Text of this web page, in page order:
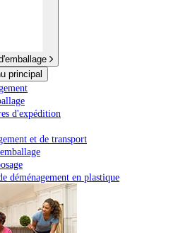
principal
d'expédition
et de transport
déménagement en plastique